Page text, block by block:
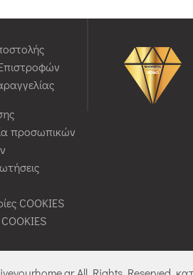
προσωπικών
COOKIES